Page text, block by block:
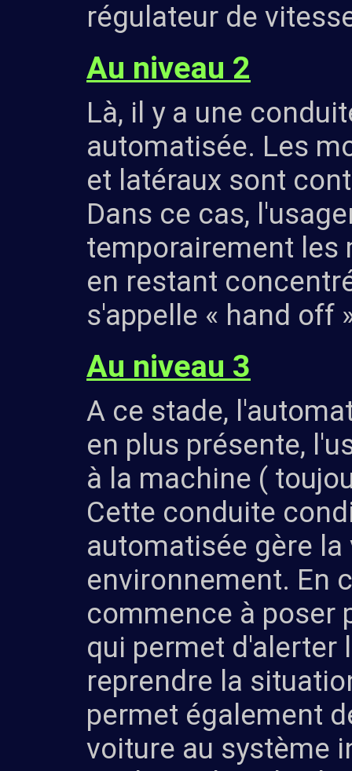
régulateur de
Au niveau 2
Là, il y a une
automatisée. Les
et latéraux sont
Dans ce cas,
temporairement les
en restant
s'appelle « hand off
Au niveau 3
A ce stade,
en plus présente,
à la machine (
Cette conduite
automatisée gère
environnement. En
commence à poser
qui permet d'alerter
reprendre la
permet également
voiture au système